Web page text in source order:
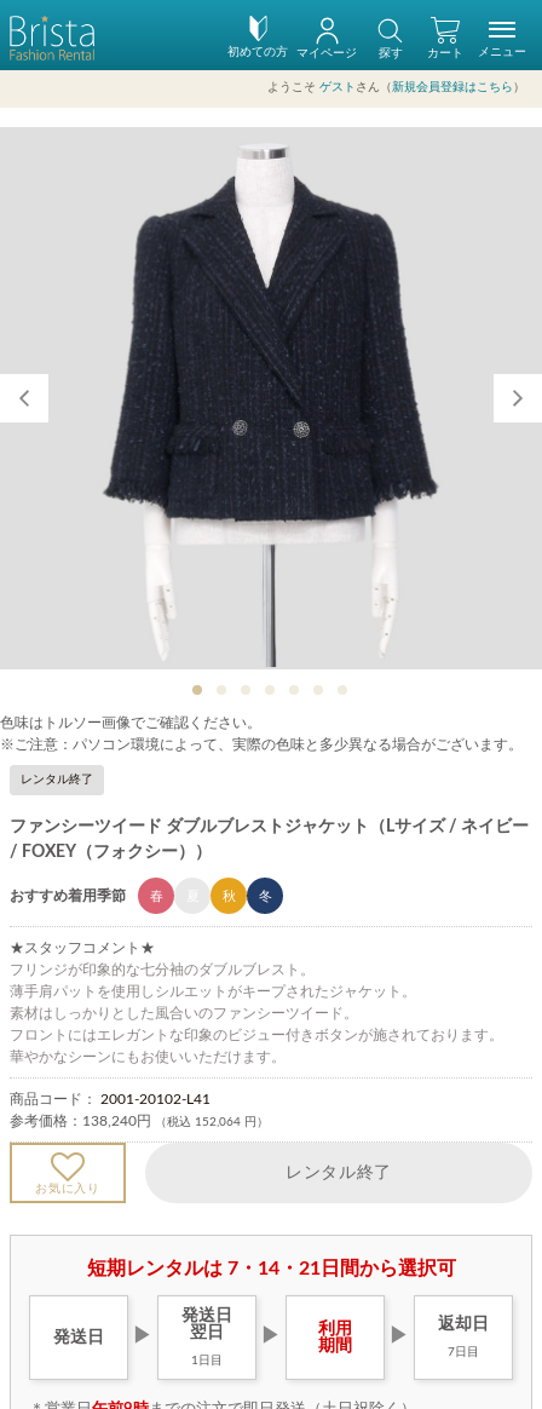
初めての方 カート
マイページ 探す
ようこそ ゲスト さん（新規会員登録はこちら ）
メニュー
色味はトルソー画像でご確認ください。
※ご注意：パソコン環境によって、実際の色味と多少異なる場合がございます。
レンタル終了
ファンシーツイード ダブルブレストジャケット（Lサイズ / ネイビー
/ FOXEY（フォクシー））
おすすめ着用季節 春 秋 冬
★スタッフコメント★
フリンジが印象的な七分袖のダブルブレスト。
薄手肩パットを使用しシルエットがキープされたジャケット。
素材はしっかりとした風合いのファンシーツイード。
フロントにはエレガントな印象のビジュー付きボタンが施されております。
華やかなシーンにもお使いいただけます。
商品コード： 2001-20102-L41
参考価格： 138,240円 （税込 152,064 円）
お気に入り
レンタル終了
短期レンタルは 7・14・21日間から選択可
発送日 ▶
発送日
翌日
1日目
▶
利用
期間
▶
返却日
7日目